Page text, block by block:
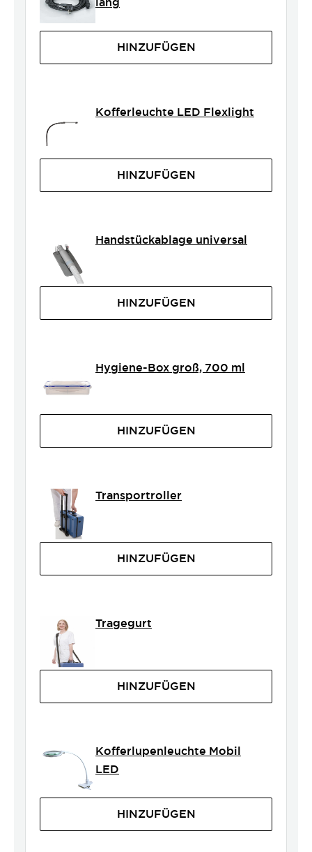
HINZUFÜGEN
Kofferleuchte LED Flexlight
HINZUFÜGEN
Handstückablage universal
HINZUFÜGEN
Hygiene-Box groß, 700 ml
HINZUFÜGEN
Transportroller
HINZUFÜGEN
Tragegurt
HINZUFÜGEN
Kofferlupenleuchte Mobil
LED
HINZUFÜGEN